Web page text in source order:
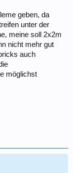
geben, da
unter der
meine soll 2x2m
nicht mehr gut
auch
möglichst